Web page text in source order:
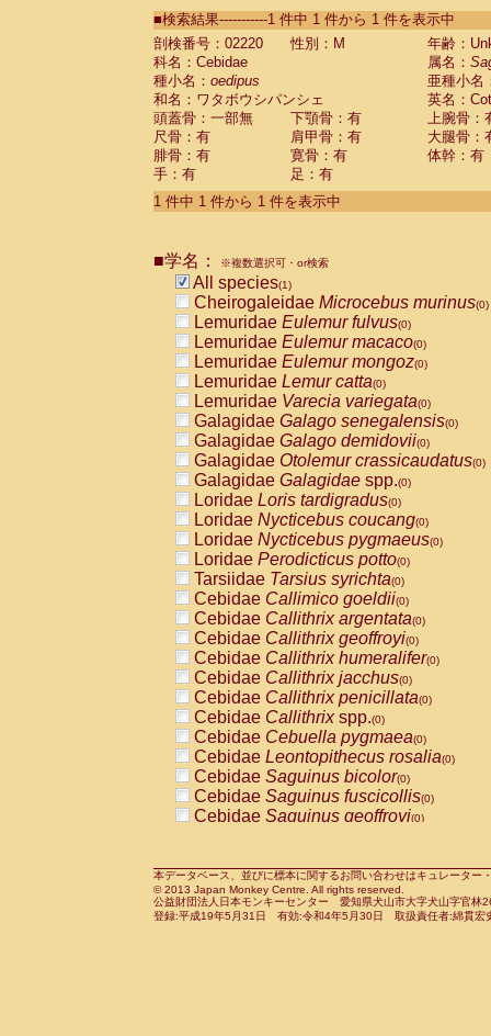
CebidaeSaguinus labiatus(0)
Cebidae Saguinus leucopus (0)
Cebidae
Cebidae
CebidaeSaguinus nigricollis (0)
Cebidae Saguinus oedipus
Cebidae Saguinus weddelli
Cebidae Saguinusspp.
Cebidae Aotus trivirgatus
Cebidae Cebus albifrons
CebidaeCebus nigrivittatus
CebidaeCebus
CebidaeSaimiri boliviensis(0)
CebidaeSaimiri sciureus(0)
AtelidaeAlouatta caraya(0)
AtelidaeAlouatta fusca(0)
AtelidaeAlouatta seniculus
AtelidaeAlouattaspp.(0)
AtelidaeAteles belzebuth(0)
AtelidaeAteles geoffroyi(0)
AtelidaeAteles paniscus(0)
AtelidaeAtelesspp.(0)
Atelidae Lagothrix lagothricha
AtelidaeLagothrix lagothricha cana
PitheciidaeCacajao calvus
PitheciidaeCallicebus cupreus
PitheciidaeCallicebus donacophilus
PitheciidaeCallicebus moloch
PitheciidaeCallicebus torquatus
PitheciidaeCallicebusspp.(0)
PitheciidaeChiropotes satanas(0)
PitheciidaePithecia monachus
PitheciidaePithecia pithecia(0)
CercopithecidaeCercocebus agilis
CercopithecidaeCercocebus
CercopithecidaeCercocebus
CercopithecidaeCercocebus
CercopithecidaeCercocebus
CercopithecidaeCercocebushybrid
CercopithecidaePapio anubis(0)
CercopithecidaePapio cynocephalus
CercopithecidaePapio hamadryas(0)
■検索結果-----------1 件中 1 件から 1 件を表示中
剖検番号：02220
性別：M
年齢：
科名：Cebidae
属名：
種小名： oedipus
亜種小名
和名：ワタボウシパンシェ
英名：
頭蓋骨：一部無
下顎骨：有
上腕骨：
尺骨：有
肩甲骨：有
大腿骨：
腓骨：有
寛骨：有
体幹：有
手：有
足：有
1 件中 1 件から 1 件を表示中
■学名： ※複数選択可・or検索
All species(1)
Cheirogaleidae Microcebus murinus(0)
Lemuridae Eulemur fulvus(0)
Lemuridae Eulemur macaco(0)
Lemuridae Eulemur mongoz(0)
Lemuridae Lemur catta(0)
Lemuridae Varecia variegata(0)
Galagidae Galago senegalensis(0)
Galagidae Galago demidovii(0)
Galagidae Otolemur crassicaudatus(0)
Galagidae Galagidae spp.(0)
Loridae Loris tardigradus(0)
Loridae Nycticebus coucang(0)
Loridae Nycticebus pygmaeus(0)
Loridae Perodicticus potto(0)
Tarsiidae Tarsius syrichta(0)
Cebidae Callimico goeldii(0)
Cebidae Callithrix argentata(0)
Cebidae Callithrix geoffroyi(0)
Cebidae Callithrix humeralifer(0)
Cebidae Callithrix jacchus(0)
Cebidae Callithrix penicillata(0)
Cebidae Callithrixspp.(0)
Cebidae Cebuella pygmaea(0)
Cebidae Leontopithecus rosalia(0)
Cebidae Saguinus bicolor(0)
Cebidae Saguinus fuscicollis(0)
Cebidae Saguinus geoffroyi(0)
CebidaeSaguinus leucopus(0)
CebidaeSaguinus midas(0)
Cebidae Saguinus mystax(0)
本データベース、並びに標本に関するお問い合わせはキュレータ
© 2013 Japan Monkey Centre. All rights reserved.
公益財団法人日本モンキーセンター 愛知県犬山市大字犬山字官
登録:平成19年5月31日 有効:令和4年5月30日 取扱責任者:綿貫宏